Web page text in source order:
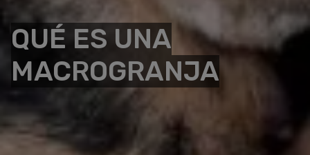
QUÉ ES UNA
MACROGRANJA